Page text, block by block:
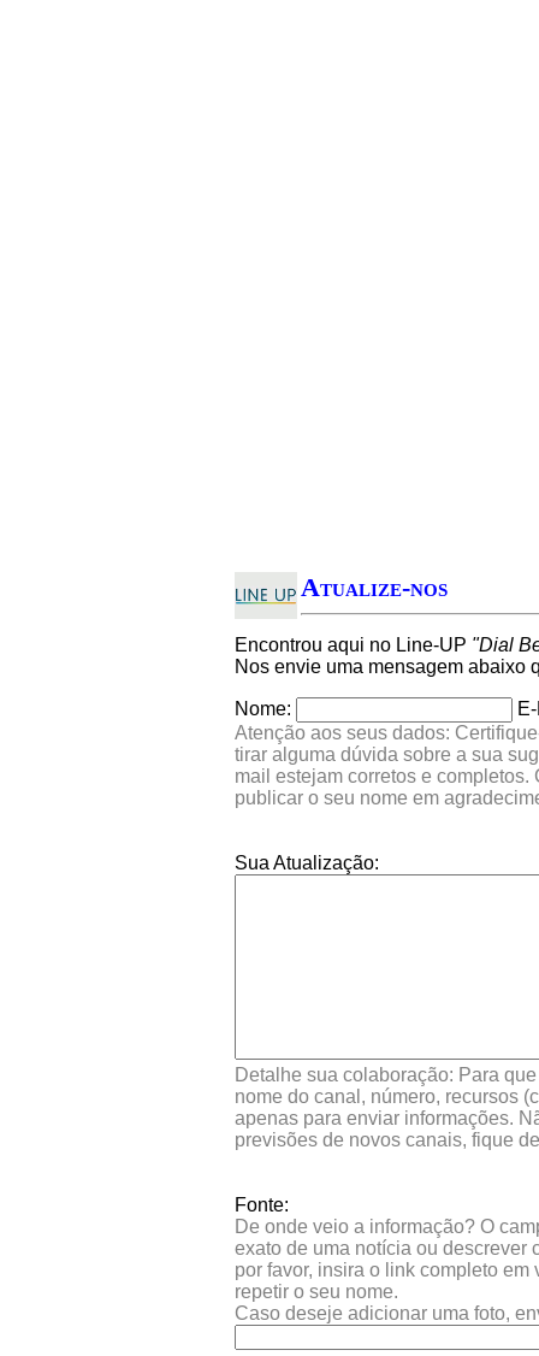
Atualize-nos
Encontrou aqui no Line-UP "Dial
Nos envie uma mensagem abaixo
Nome:
Atenção aos seus dados:
tirar alguma dúvida sobre a sua
mail estejam corretos e
publicar o seu nome em
Sua Atualização:
Detalhe sua colaboração: Para
nome do canal, número, recursos
apenas para enviar informações.
previsões de novos canais, fique
Fonte:
De onde veio a informação? O
exato de uma notícia ou descrever
por favor, insira o link completo
repetir o seu nome.
Caso deseje adicionar uma foto,